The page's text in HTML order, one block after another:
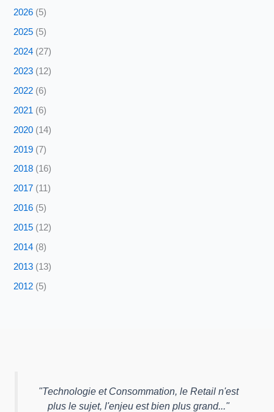
2026 (5)
2025 (5)
2024 (27)
2023 (12)
2022 (6)
2021 (6)
2020 (14)
2019 (7)
2018 (16)
2017 (11)
2016 (5)
2015 (12)
2014 (8)
2013 (13)
2012 (5)
"Technologie et Consommation, le Retail n'est
plus le sujet, l'enjeu est bien plus grand... "